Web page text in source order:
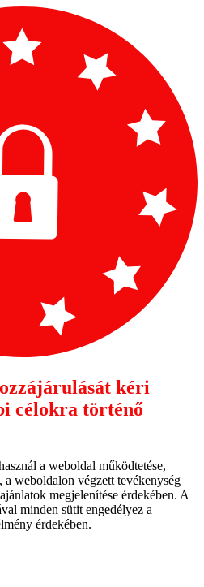
kéri
célokra történő
a weboldal működtetése,
a weboldalon végzett tevékenység
megjelenítése érdekében. A
minden sütit engedélyez a
érdekében.